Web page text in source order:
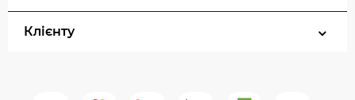
Клієнту